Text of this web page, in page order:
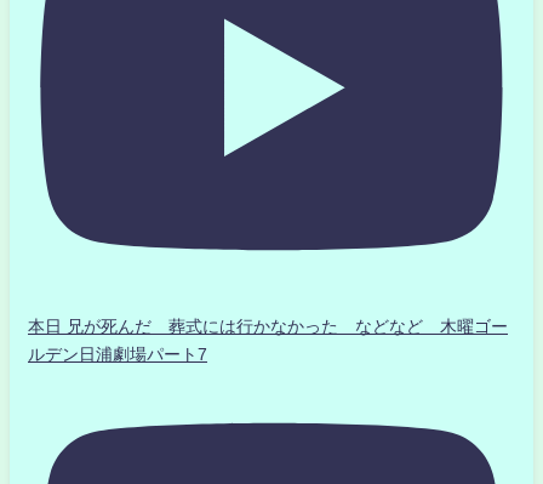
本日 兄が死んだ 葬式には行かなかった などなど 木曜ゴー
ルデン日浦劇場パート7